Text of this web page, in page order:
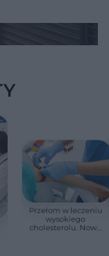
Przełom w leczeniu
wysokiego
cholesterolu. Nowa